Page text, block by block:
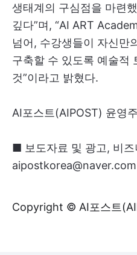
생태계의 구심점을 마련
깊다”며, “AI ART
넘어, 수강생들이 자신만
구축할 수 있도록 예술적
것”이라고 밝혔다.
AI포스트(AIPOST) 윤영
■ 보도자료 및 광고, 비즈
aipostkorea@naver.com
Copyright © AI포스트